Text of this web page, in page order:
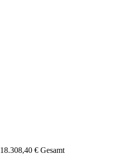
18.308,40 € Gesamt